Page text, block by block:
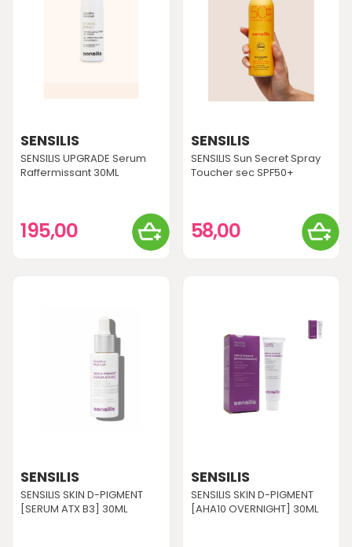
SENSILIS
SENSILIS UPGRADE Serum
Raffermissant 30ML
195,00
SENSILIS
SENSILIS Sun Secret Spray
Toucher sec SPF50+
58,00
SENSILIS
SENSILIS SKIN D-PIGMENT
[SERUM ATX B3] 30ML
SENSILIS
SENSILIS SKIN D-PIGMENT
[AHA10 OVERNIGHT] 30ML